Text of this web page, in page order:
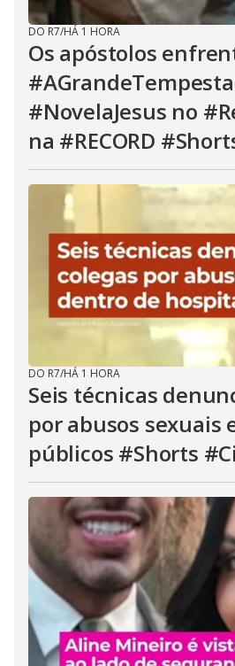
DO R7/HÁ 1 HORA
Os apóstolos
#NovelaJesus no
na #RECORD
DO R7/HÁ 1 HORA
Seis técnicas
por abusos sexuais
públicos #Shorts